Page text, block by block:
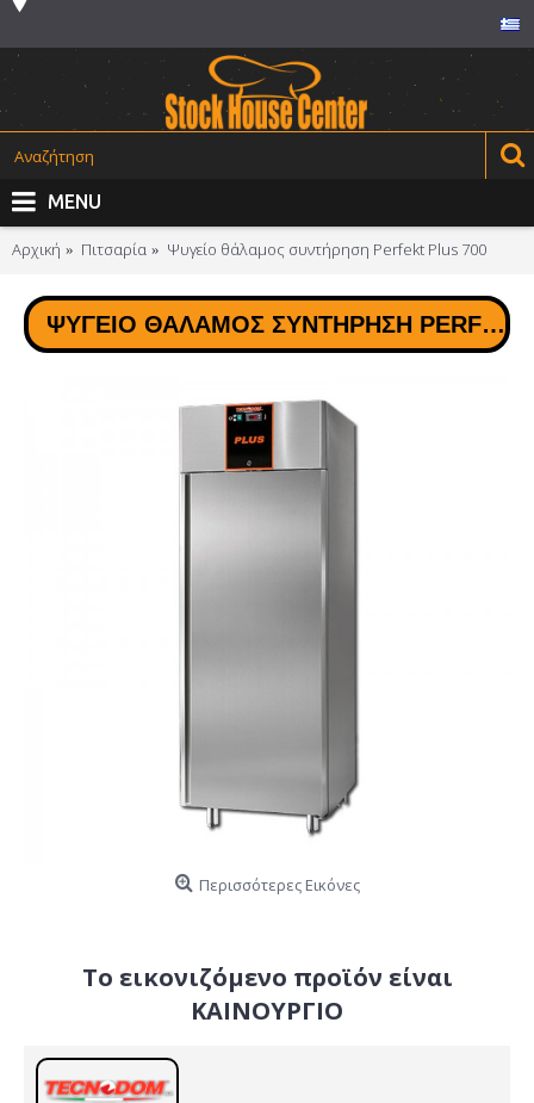
MENU
Αρχική Πιτσαρία Ψυγείο θάλαμος συντήρηση Perfekt Plus 700
ΨΥΓΕΊΟ ΘΆΛΑΜΟΣ ΣΥΝΤΉΡΗΣΗ PERFEKT PLUS 700
Περισσότερες Εικόνες
Το εικονιζόμενο προϊόν είναι
ΚΑΙΝΟΥΡΓΙΟ